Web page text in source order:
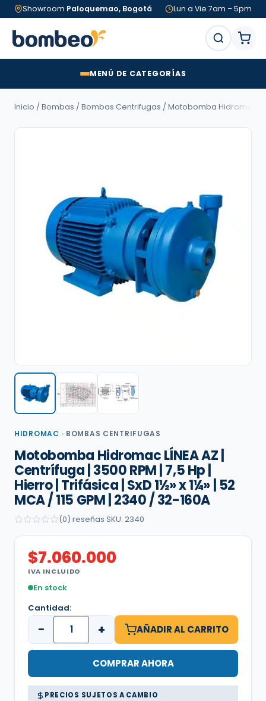
Showroom Paloquemao, Bogotá Lun a Vie 7am – 5pm
MENÚ DE CATEGORÍAS
Inicio / Bombas / Bombas Centrifugas / Motobomba Hidromac
HIDROMAC · BOMBAS CENTRIFUGAS
Motobomba Hidromac LÍNEA AZ |
Centrífuga | 3500 RPM | 7,5 Hp |
Hierro | Trifásica | SxD 1½» x 1¼» | 52
MCA / 115 GPM | 2340 / 32-160A
(0) reseñas SKU: 2340
$7.060.000
IVA INCLUIDO
En stock
Cantidad:
− + AÑADIR AL CARRITO
COMPRAR AHORA
PRECIOS SUJETOS A CAMBIO